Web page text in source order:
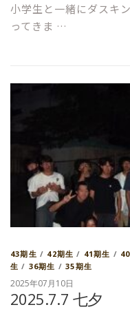
小学生と一緒にダスキ
ってきま …
43期生 / 42期生 / 41期生 /
生 / 36期生 /35期生
2025年07月10日
2025.7.7 七夕